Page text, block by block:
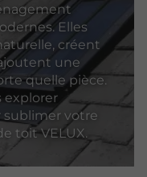
Elles
créent
une
quelle pièce.
explorer
sublimer votre
toit VELUX.